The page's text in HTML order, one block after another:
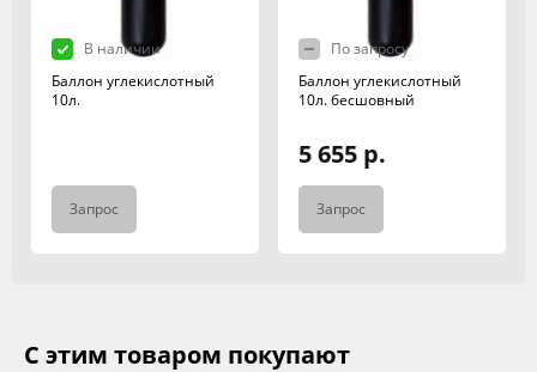
В наличии
Баллон углекислотный
10л.
Запрос
По запросу
Баллон углекислотный
10л. бесшовный
5 655 р.
Запрос
С этим товаром покупают